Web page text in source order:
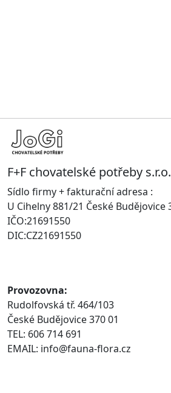
F+F chovatelské potřeby s.r.o.
Sídlo firmy + fakturační adresa :
U Cihelny 881/21 České Budějovice
IČO:21691550
DIC:CZ21691550
Provozovna:
Rudolfovská tř. 464/103
České Budějovice 370 01
TEL: 606 714 691
EMAIL: info@fauna-flora.cz